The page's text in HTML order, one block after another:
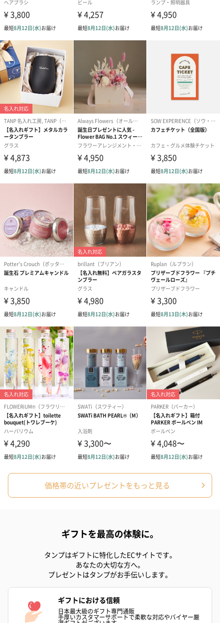
価格帯の近いプレゼントをもっと見る
ギフトを最高の体験に。
タンプはギフトに特化したECサイトです。
あなたの大切な方へ。
プレゼントはタンプがお手伝いします。
ギフトにおける信頼
日本最大級のギフト専門通販
手厚いカスタマーサポートで柔軟な対応やバイヤー厳